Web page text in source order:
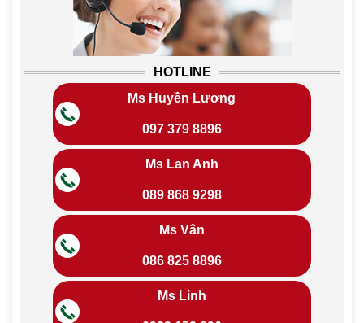
HOTLINE
Ms Huyền Lương
097 379 8896
Ms Lan Anh
089 868 9298
Ms Vân
086 825 8896
Ms Linh